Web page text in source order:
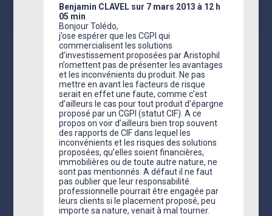
Benjamin CLAVEL sur 7 mars 2013 à 12 h
05 min
Bonjour Tolédo,
j’ose espérer que les CGPI qui
commercialisent les solutions
d’investissement proposées par Aristophil
n’omettent pas de présenter les avantages
et les inconvénients du produit. Ne pas
mettre en avant les facteurs de risque
serait en effet une faute, comme c’est
d’ailleurs le cas pour tout produit d’épargne
proposé par un CGPI (statut CIF). A ce
propos on voir d’ailleurs bien trop souvent
des rapports de CIF dans lequel les
inconvénients et les risques des solutions
proposées, qu’elles soient financières,
immobilières ou de toute autre nature, ne
sont pas mentionnés. A défaut il ne faut
pas oublier que leur responsabilité
professionnelle pourrait être engagée par
leurs clients si le placement proposé, peu
importe sa nature, venait à mal tourner.